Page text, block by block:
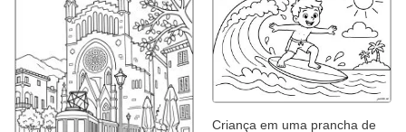
Criança em uma prancha de